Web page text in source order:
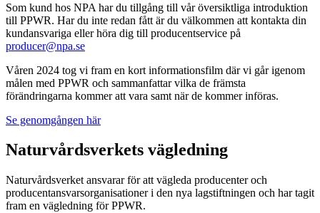
Som kund hos NPA har du tillgång till vår översiktliga introduktion
till PPWR. Har du inte redan fått är du välkommen att kontakta din
kundansvariga eller höra dig till producentservice på
producer@npa.se
Våren 2024 tog vi fram en kort informationsfilm där vi går igenom
målen med PPWR och sammanfattar vilka de främsta
förändringarna kommer att vara samt när de kommer införas.
Se genomgången här
Naturvårdsverkets vägledning
Naturvårdsverket ansvarar för att vägleda producenter och
producentansvarsorganisationer i den nya lagstiftningen och har tagit
fram en vägledning för PPWR.